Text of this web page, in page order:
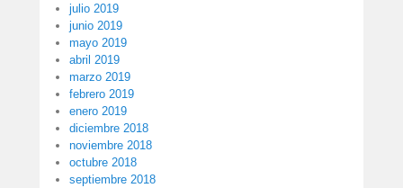
julio 2019
junio 2019
mayo 2019
abril 2019
marzo 2019
febrero 2019
enero 2019
diciembre 2018
noviembre 2018
octubre 2018
septiembre 2018